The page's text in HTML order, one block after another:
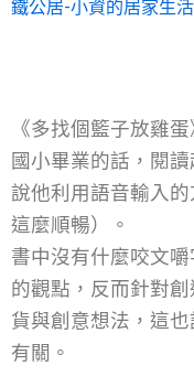
鐵公居-小資的居家生活
《多找個籃子放雞
國小畢業的話，閱
說他利用語音輸入
這麼順暢）。
書中沒有什麼咬文
的觀點，反而針對
貨與創意想法，這
有關。